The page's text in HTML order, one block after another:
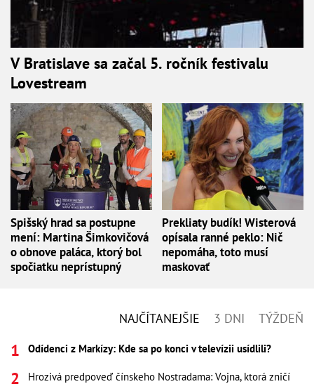
V Bratislave sa začal 5. ročník festivalu
Lovestream
Spišský hrad sa postupne
mení: Martina Šimkovičová
o obnove paláca, ktorý bol
spočiatku neprístupný
Prekliaty budík! Wisterová
opísala ranné peklo: Nič
nepomáha, toto musí
maskovať
NAJČÍTANEJŠIE 3 DNI TÝŽDEŇ
Odídenci z Markízy: Kde sa po konci v televízii usídlili?
Hrozivá predpoveď čínskeho Nostradama: Vojna, ktorá zničí